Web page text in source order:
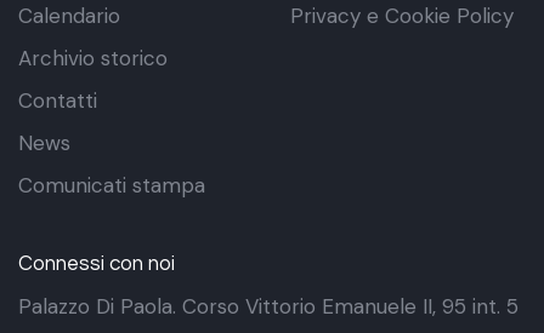
Calendario
Archivio storico
Contatti
News
Comunicati stampa
Privacy e Cookie Policy
Connessi con noi
Palazzo Di Paola. Corso Vittorio Emanuele II, 95 int. 5